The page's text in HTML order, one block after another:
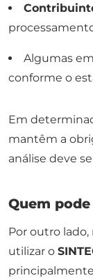
Algumas
conforme o
Em
mantêm a
análise deve
Quem
Por outro
utilizar o